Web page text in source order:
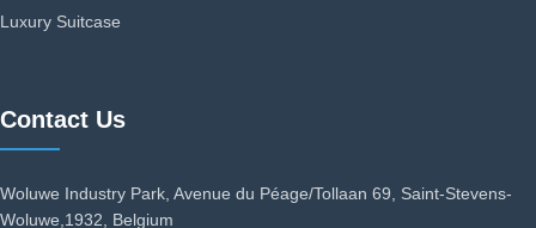
Luxury Suitcase
Contact Us
Woluwe Industry Park, Avenue du Péage/Tollaan 69, Saint-Stevens-
Woluwe,1932, Belgium